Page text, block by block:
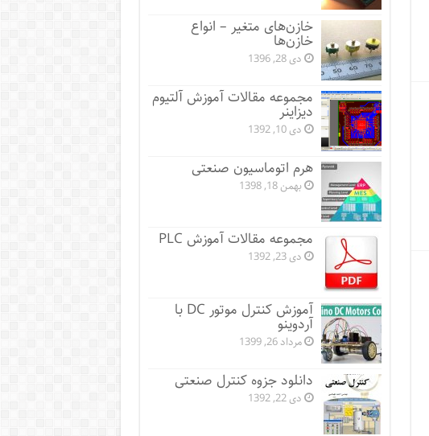
خازن‌های متغیر – انواع
خازن‌ها
دی 28, 1396
مجموعه مقالات آموزش آلتیوم
دیزاینر
دی 10, 1392
هرم اتوماسیون صنعتی
بهمن 18, 1398
مجموعه مقالات آموزش PLC
دی 23, 1392
آموزش کنترل موتور DC با
آردوینو
مرداد 26, 1399
دانلود جزوه کنترل صنعتی
دی 22, 1392